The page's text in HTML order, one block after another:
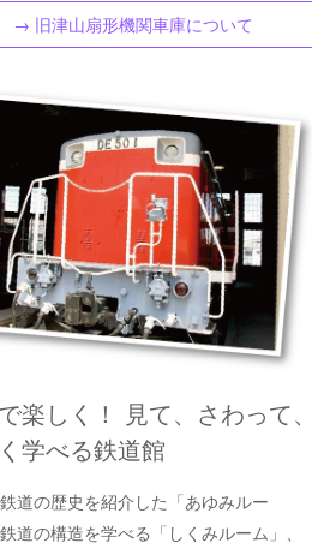
→ 旧津山扇形機関車庫について
楽しく！ 見て、さわって、
学べる鉄道館
道の歴史を紹介した「あゆみルー
道の構造を学べる「しくみルーム」、